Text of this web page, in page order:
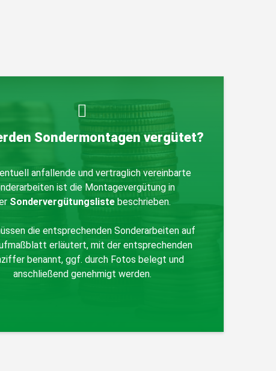
Sondermontagen vergütet?
anfallende und vertraglich vereinbarte
ist die Montagevergütung in
Sondervergütungslistebeschrieben.
die entsprechenden Sonderarbeiten auf
erläutert, mit der entsprechenden
benannt, ggf. durch Fotos belegt und
anschließend genehmigt werden.